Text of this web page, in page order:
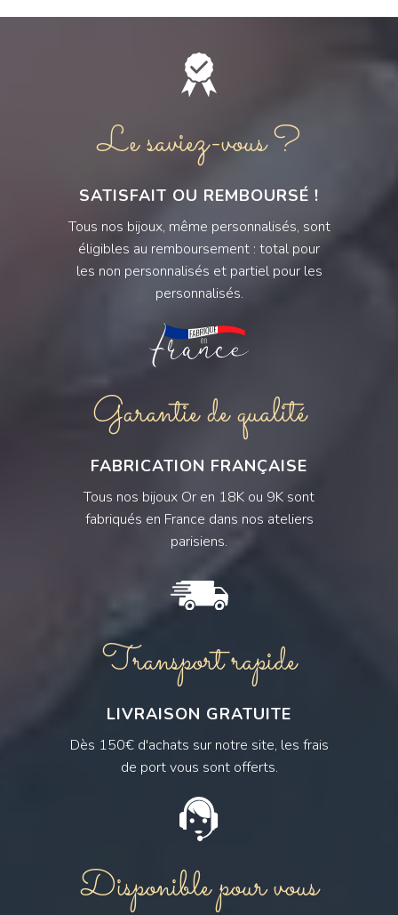
Le saviez-vous ?
SATISFAIT OU REMBOURSÉ !
Tous nos bijoux, même personnalisés, sont
éligibles au remboursement : total pour
les non personnalisés et partiel pour les
personnalisés.
Garantie de qualité
FABRICATION FRANÇAISE
Tous nos bijoux Or en 18K ou 9K sont
fabriqués en France dans nos ateliers
parisiens.
Transport rapide
LIVRAISON GRATUITE
Dès 150€ d'achats sur notre site, les frais
de port vous sont offerts.
Disponible pour vous